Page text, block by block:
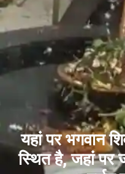
यहां पर भगवान
स्थित है, जहां